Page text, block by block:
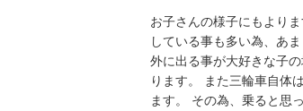
お子さんの様子にもより
している事も多い為、あ
外に出る事が大好きな子
ります。 また三輪車自体
ます。 その為、乗ると思